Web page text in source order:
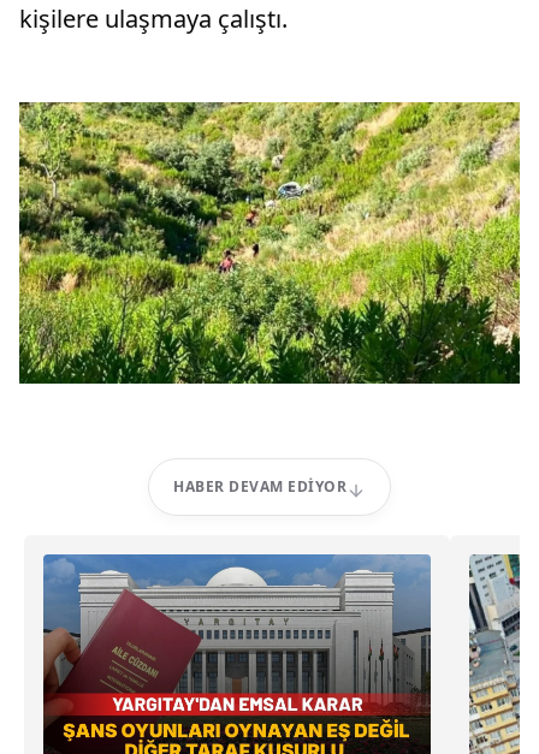
kişilere ulaşmaya çalıştı.
HABER DEVAM EDIYOR